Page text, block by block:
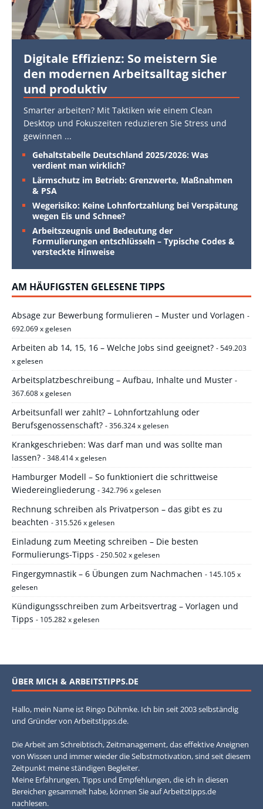
Digitale Effizienz: So meistern Sie
den modernen Arbeitsalltag sicher
und produktiv
Smarter arbeiten? Mit Taktiken wie einem Clean
Desktop und Fokuszeiten reduzieren Sie Stress und
gewinnen ...
Gehaltstabelle Deutschland 2025/2026: Was
verdient man wirklich?
Lärmschutz im Betrieb: Grenzwerte, Maßnahmen
& PSA
Wegerisiko: Keine Lohnfortzahlung bei Verspätung
wegen Eis und Schnee?
Arbeitszeugnis und Bedeutung der
Formulierungen entschlüsseln – Typische Codes &
versteckte Hinweise
AM HÄUFIGSTEN GELESENE TIPPS
Absage zur Bewerbung formulieren – Muster und Vorlagen -
692.069 x gelesen
Arbeiten ab 14, 15, 16 – Welche Jobs sind geeignet? - 549.203
x gelesen
Arbeitsplatzbeschreibung – Aufbau, Inhalte und Muster -
367.608 x gelesen
Arbeitsunfall wer zahlt? – Lohnfortzahlung oder
Berufsgenossenschaft? - 356.324 x gelesen
Krankgeschrieben: Was darf man und was sollte man
lassen? - 348.414 x gelesen
Hamburger Modell – So funktioniert die schrittweise
Wiedereingliederung - 342.796 x gelesen
Rechnung schreiben als Privatperson – das gibt es zu
beachten - 315.526 x gelesen
Einladung zum Meeting schreiben – Die besten
Formulierungs-Tipps - 250.502 x gelesen
Fingergymnastik – 6 Übungen zum Nachmachen - 145.105 x
gelesen
Kündigungsschreiben zum Arbeitsvertrag – Vorlagen und
Tipps - 105.282 x gelesen
ÜBER MICH & ARBEITSTIPPS.DE
Hallo, mein Name ist Ringo Dühmke. Ich bin seit 2003 selbständig
und Gründer von Arbeitstipps.de.
Die Arbeit am Schreibtisch, Zeitmanagement, das effektive Aneignen
von Wissen und immer wieder die Selbstmotivation, sind seit diesem
Zeitpunkt meine ständigen Begleiter.
Meine Erfahrungen, Tipps und Empfehlungen, die ich in diesen
Bereichen gesammelt habe, können Sie auf Arbeitstipps.de
nachlesen.